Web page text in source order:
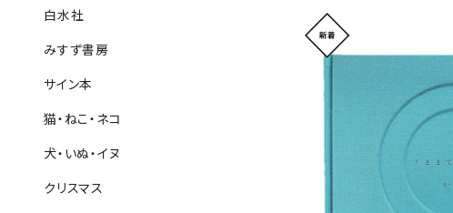
白水社
みすず書房
サイン本
猫・ねこ・ネコ
犬・いぬ・イヌ
クリスマス